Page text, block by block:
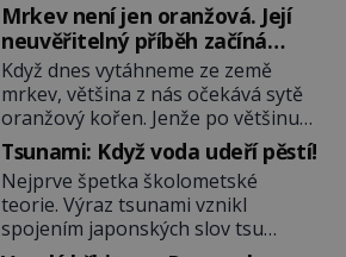
Mrkev není jen oranžová. Její
neuvěřitelný příběh začíná
fialovou barvou
Když dnes vytáhneme ze země
mrkev, většina z nás očekává sytě
oranžový kořen. Jenže po většinu
své historie je mrkev všechno
možné, jen ne oranžová. Je fialová,
žlutá, bílá, někdy dokonce téměř
černá. Až díky stovkám let
pečlivého šlechtění se z ní stává
Tsunami: Když voda udeří pěstí!
Nejprve špetka školometské
teorie. Výraz tsunami vznikl
spojením japonských slov tsu